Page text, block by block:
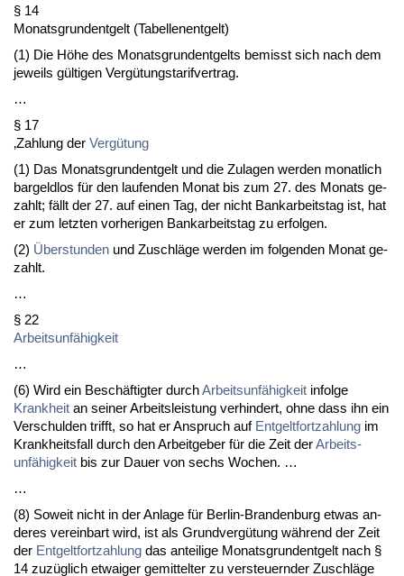
§ 14
Mo­nats­grun­dent­gelt (Ta­bel­len­ent­gelt)
(1) Die Höhe des Mo­nats­grun­dent­gelts be­misst sich nach dem
je­weils gülti­gen Vergütungs­ta­rif­ver­trag.
…
§ 17
‚Zah­lung der Vergütung
(1) Das Mo­nats­grun­dent­gelt und die Zu­la­gen wer­den mo­nat­lich
bar­geld­los für den lau­fen­den Mo­nat bis zum 27. des Mo­nats ge­
zahlt; fällt der 27. auf ei­nen Tag, der nicht Bank­ar­beits­tag ist, hat
er zum letz­ten vor­he­ri­gen Bank­ar­beits­tag zu er­fol­gen.
(2) Über­stun­den und Zu­schläge wer­den im fol­gen­den Mo­nat ge­
zahlt.
…
§ 22
Ar­beits­unfähig­keit
…
(6) Wird ein Beschäftig­ter durchAr­beits­unfähig­keit in­fol­ge
Krank­heit an sei­ner Ar­beits­leis­tung ver­hin­dert, oh­ne dass ihn ein
Ver­schul­den trifft, so hat er An­spruch auf Ent­gelt­fort­zah­lung im
Krank­heits­fall durch den Ar­beit­ge­ber für die Zeit derAr­beits­
unfähig­keit bis zur Dau­er von sechs Wo­chen. …
…
(8) So­weit nicht in der An­la­ge für Ber­lin-Bran­den­burg et­was an­
de­res ver­ein­bart wird, ist als Grund­vergütung während der Zeit
der Ent­gelt­fort­zah­lung das an­tei­li­ge Mo­nats­grun­dent­gelt nach §
14 zuzüglich et­wai­ger ge­mit­tel­ter zu ver­steu­ern­der Zu­schläge